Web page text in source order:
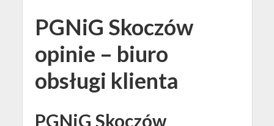
PGNiG Skoczów
opinie – biuro
obsługi klienta
PGNiG Skoczów